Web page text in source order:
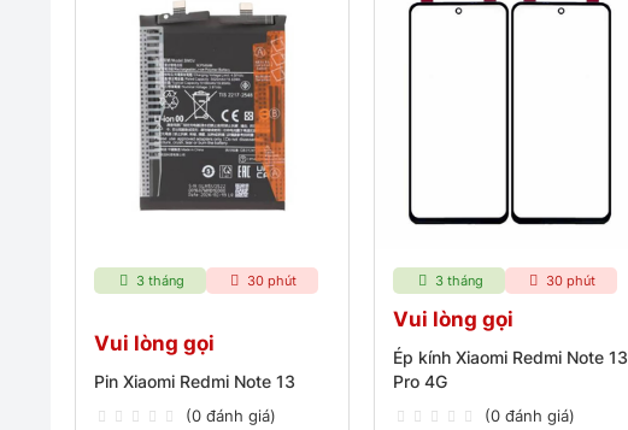
3 tháng 30 phút
Vui lòng gọi
Pin Xiaomi Redmi Note 13
(0 đánh giá)
3 tháng 30 phút
Vui lòng gọi
Ép kính Xiaomi Redmi Note 13
Pro 4G
(0 đánh giá)